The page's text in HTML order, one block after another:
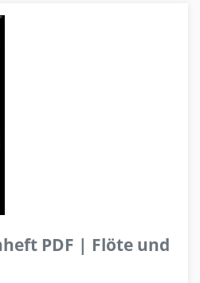
PDF | Flöte und